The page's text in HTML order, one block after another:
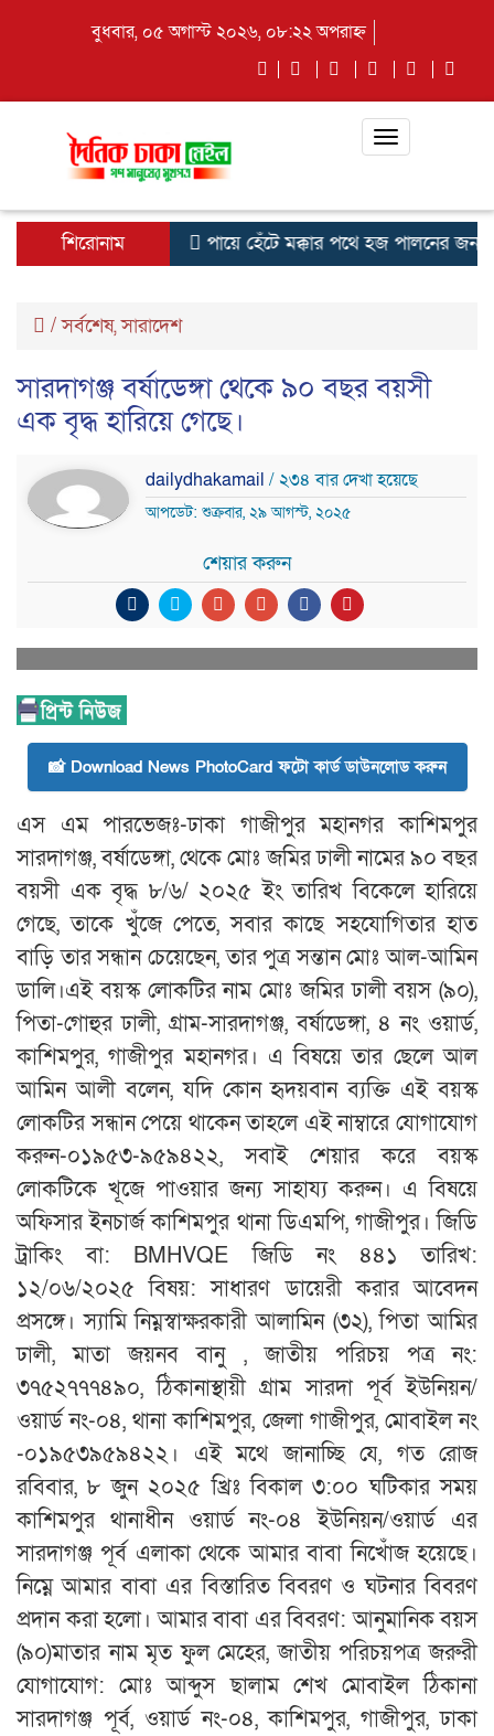
বুধবার, ০৫ অগাস্ট ২০২৬, ০৮:২২ অপরাহ্ন
Toggle
শিরোনাম পায়ে হেঁটে মক্কার পথে হজ পালনের জন্য
/সর্বশেষ,সারাদেশ
সারদাগঞ্জ বর্ষাডেঙ্গা থেকে ৯০ বছর বয়সী
এক বৃদ্ধ হারিয়ে গেছে।
dailydhakamail / ২৩৪ বার দেখা হয়েছে
আপডেট: শুক্রবার, ২৯ আগস্ট, ২০২৫
শেয়ার করুন
📸 Download News PhotoCard ফটো কার্ড ডাউনলোড করুন
এস এম পারভেজঃ-ঢাকা গাজীপুর মহানগর কাশিমপুর
সারদাগঞ্জ, বর্ষাডেঙ্গা, থেকে মোঃ জমির ঢালী নামের ৯০ বছর
বয়সী এক বৃদ্ধ ৮/৬/ ২০২৫ ইং তারিখ বিকেলে হারিয়ে
গেছে, তাকে খুঁজে পেতে, সবার কাছে সহযোগিতার হাত
বাড়ি তার সন্ধান চেয়েছেন, তার পুত্র সন্তান মোঃ আল-আমিন
ডালি।এই বয়স্ক লোকটির নাম মোঃ জমির ঢালী বয়স (৯০),
পিতা-গোহুর ঢালী, গ্রাম-সারদাগঞ্জ, বর্ষাডেঙ্গা, ৪ নং ওয়ার্ড,
কাশিমপুর, গাজীপুর মহানগর। এ বিষয়ে তার ছেলে আল
আমিন আলী বলেন, যদি কোন হৃদয়বান ব্যক্তি এই বয়স্ক
লোকটির সন্ধান পেয়ে থাকেন তাহলে এই নাম্বারে যোগাযোগ
করুন-০১৯৫৩-৯৫৯৪২২, সবাই শেয়ার করে বয়স্ক
লোকটিকে খূজে পাওয়ার জন্য সাহায্য করুন। এ বিষয়ে
অফিসার ইনচার্জ কাশিমপুর থানা ডিএমপি, গাজীপুর। জিডি
ট্রাকিং বা: BMHVQE জিডি নং ৪৪১ তারিখ:
১২/০৬/২০২৫ বিষয়: সাধারণ ডায়েরী করার আবেদন
প্রসঙ্গে। স্যামি নিম্নস্বাক্ষরকারী আলামিন (৩২), পিতা আমির
ঢালী, মাতা জয়নব বানু , জাতীয় পরিচয় পত্র নং:
৩৭৫২৭৭৭৪৯০, ঠিকানাস্থায়ী গ্রাম সারদা পূর্ব ইউনিয়ন/
ওয়ার্ড নং-০৪, থানা কাশিমপুর, জেলা গাজীপুর, মোবাইল নং
-০১৯৫৩৯৫৯৪২২। এই মথে জানাচ্ছি যে, গত রোজ
রবিবার, ৮ জুন ২০২৫ খ্রিঃ বিকাল ৩:০০ ঘটিকার সময়
কাশিমপুর থানাধীন ওয়ার্ড নং-০৪ ইউনিয়ন/ওয়ার্ড এর
সারদাগঞ্জ পূর্ব এলাকা থেকে আমার বাবা নিখোঁজ হয়েছে।
নিম্নে আমার বাবা এর বিস্তারিত বিবরণ ও ঘটনার বিবরণ
প্রদান করা হলো। আমার বাবা এর বিবরণ: আনুমানিক বয়স
(৯০)মাতার নাম মৃত ফুল মেহের, জাতীয় পরিচয়পত্র জরুরী
যোগাযোগ: মোঃ আব্দুস ছালাম শেখ মোবাইল ঠিকানা
সারদাগঞ্জ পূর্ব, ওয়ার্ড নং-০৪, কাশিমপুর, গাজীপুর, ঢাকা